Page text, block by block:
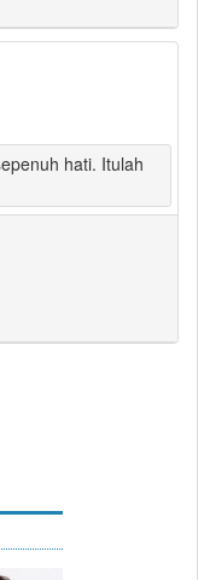
hati. Itulah